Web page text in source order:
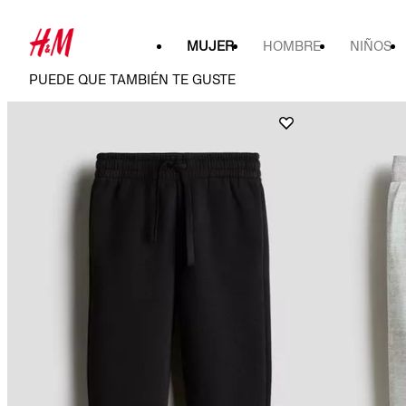
MUJER HOMBRE NIÑOS
PUEDE QUE TAMBIÉN TE GUSTE